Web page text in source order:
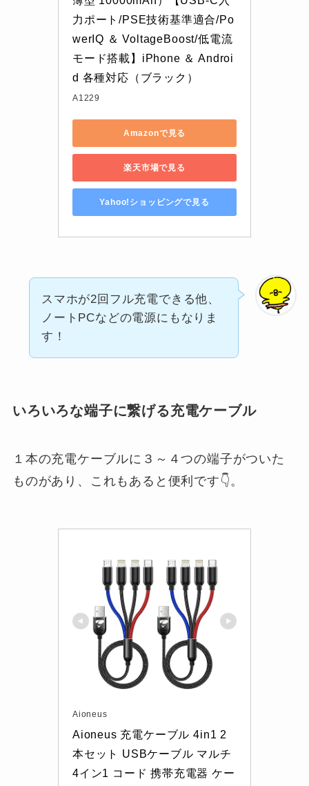
力ポート/PSE技術基準適合/Po
werIQ ＆ VoltageBoost/低電流
モード搭載】iPhone ＆ Androi
d 各種対応（ブラック）
A1229
Amazonで見る
楽天市場で見る
Yahoo!ショッピングで見る
スマホが2回フル充電できる他、
ノートPCなどの電源にもなりま
す！
いろいろな端子に繋げる充電ケーブル
１本の充電ケーブルに３～４つの端子がついた
ものがあり、これもあると便利です👇。
Aioneus
Aioneus 充電ケーブル 4in1 2
本セット USBケーブル マルチ
4イン1 コード 携帯充電器 ケー